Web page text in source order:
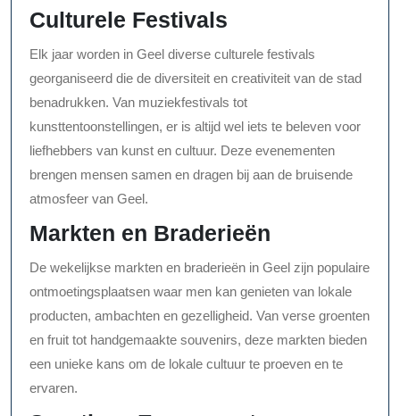
Culturele Festivals
Elk jaar worden in Geel diverse culturele festivals
georganiseerd die de diversiteit en creativiteit van de stad
benadrukken. Van muziekfestivals tot
kunsttentoonstellingen, er is altijd wel iets te beleven voor
liefhebbers van kunst en cultuur. Deze evenementen
brengen mensen samen en dragen bij aan de bruisende
atmosfeer van Geel.
Markten en Braderieën
De wekelijkse markten en braderieën in Geel zijn populaire
ontmoetingsplaatsen waar men kan genieten van lokale
producten, ambachten en gezelligheid. Van verse groenten
en fruit tot handgemaakte souvenirs, deze markten bieden
een unieke kans om de lokale cultuur te proeven en te
ervaren.